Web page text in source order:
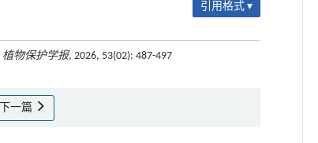
引用格式 ▾
植物保护学报, 2026, 53(02): 487-497
下一篇